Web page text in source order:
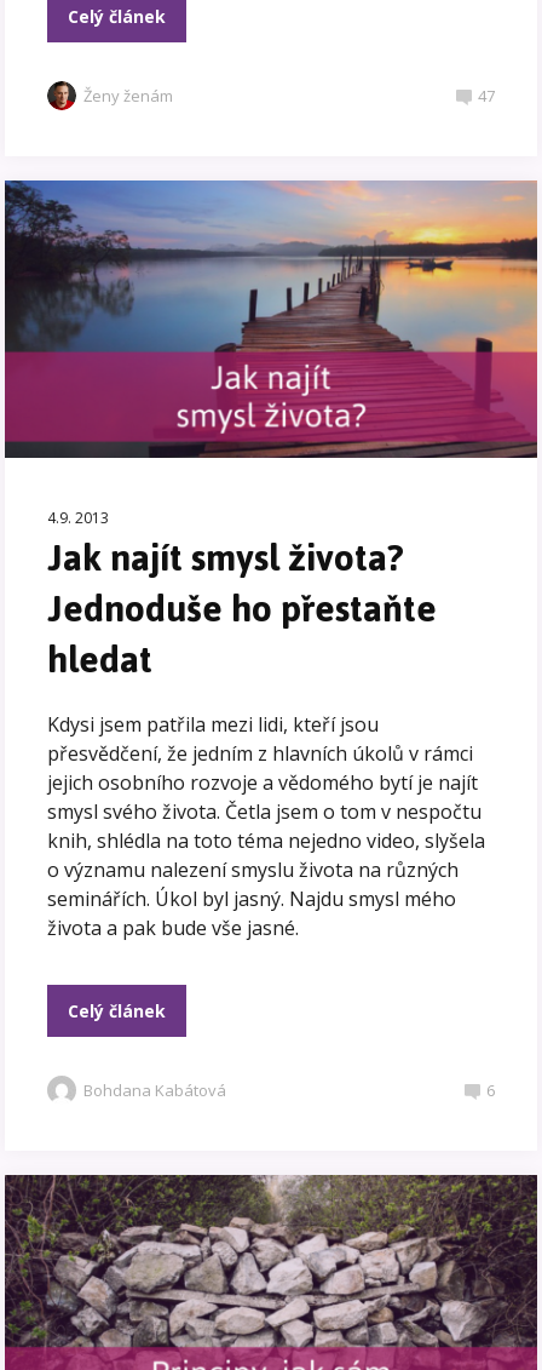
Celý článek
Ženy ženám 47
4.9. 2013
Jak najít smysl života?
Jednoduše ho přestaňte
hledat
Kdysi jsem patřila mezi lidi, kteří jsou
přesvědčení, že jedním z hlavních úkolů v rámci
jejich osobního rozvoje a vědomého bytí je najít
smysl svého života. Četla jsem o tom v nespočtu
knih, shlédla na toto téma nejedno video, slyšela
o významu nalezení smyslu života na různých
seminářích. Úkol byl jasný. Najdu smysl mého
života a pak bude vše jasné.
Celý článek
Bohdana Kabátová 6